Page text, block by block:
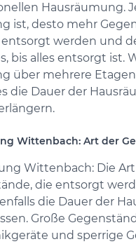
Hausräumung.
ist, desto mehr
werden und
bis alles entsorgt ist.
über mehrere
die Dauer der
Wittenbach: Art der
Wittenbach: Die
die entsorgt
die Dauer der
Große
und sperrige